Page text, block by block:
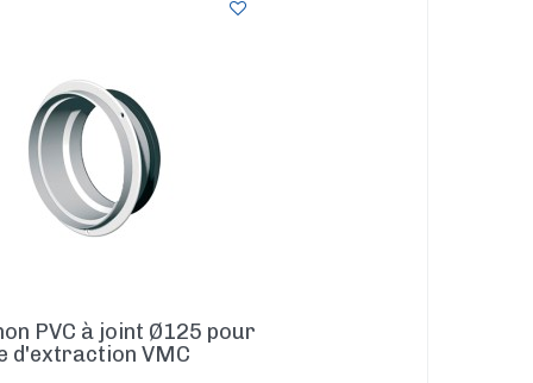
PVC à joint Ø125 pour
d'extraction VMC